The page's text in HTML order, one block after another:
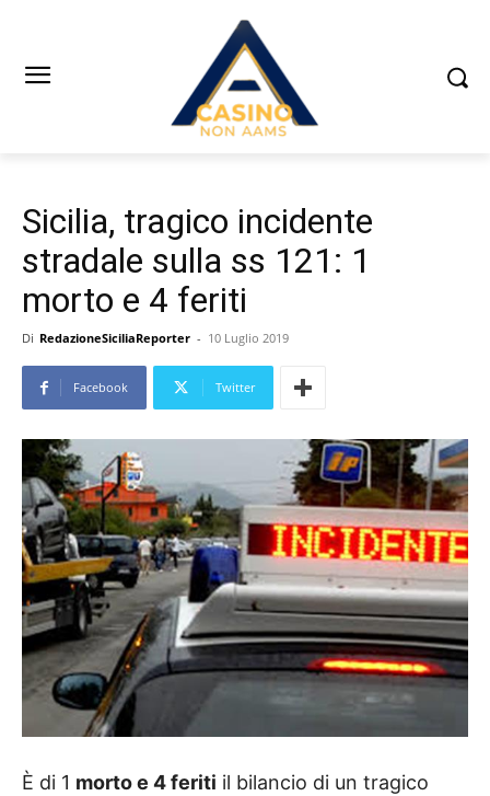
Sicilia, tragico incidente
stradale sulla ss 121: 1
morto e 4 feriti
Di RedazioneSiciliaReporter - 10 Luglio 2019
Facebook Twitter
È di 1 morto e 4 feriti il bilancio di un tragico